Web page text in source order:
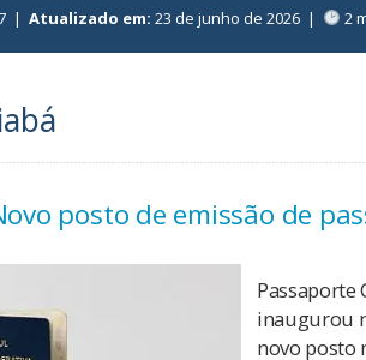
| Atualizado em: 23 de junho de 2026 | 2
posto de emissão de
Passaporte
inaugurou
novo posto